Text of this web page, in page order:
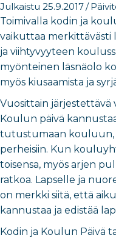
Julkaistu 25.9.2017/
Toimivalla kodin ja
vaikuttaa merkittävästi
ja viihtyvyyteen
myönteinen läsnäolo
myös kiusaamista ja
Vuosittain järjestettävä
Koulun päivä
tutustumaan kouluun,
perheisiin. Kun
toisensa, myös arjen
ratkoa. Lapselle ja
on merkki siitä, että
kannustaa ja edistää
Kodin ja Koulun Päivä